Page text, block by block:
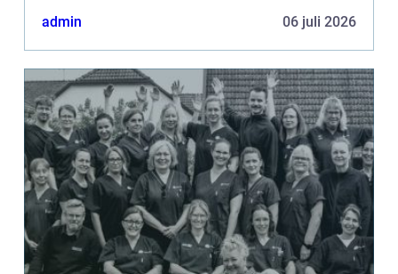
admin 06 juli 2026